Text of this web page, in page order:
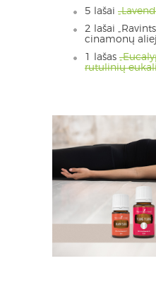
5 lašai
2 lašai
cinamonų
1 lašas
rutulinių